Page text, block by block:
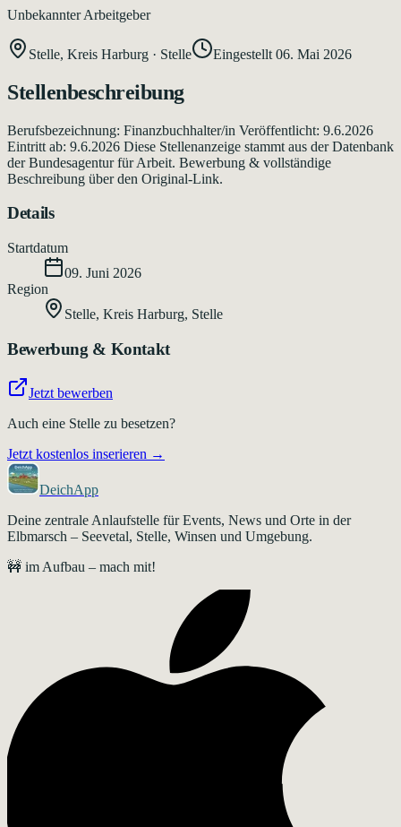
Unbekannter Arbeitgeber
Stelle, Kreis Harburg · Stelle Eingestellt 06. Mai 2026
Stellenbeschreibung
Berufsbezeichnung: Finanzbuchhalter/in Veröffentlicht: 9.6.2026
Eintritt ab: 9.6.2026 Diese Stellenanzeige stammt aus der Datenbank
der Bundesagentur für Arbeit. Bewerbung & vollständige
Beschreibung über den Original-Link.
Details
Startdatum
09. Juni 2026
Region
Stelle, Kreis Harburg, Stelle
Bewerbung & Kontakt
Jetzt bewerben
Auch eine Stelle zu besetzen?
Jetzt kostenlos inserieren →
DeichApp
Deine zentrale Anlaufstelle für Events, News und Orte in der
Elbmarsch – Seevetal, Stelle, Winsen und Umgebung.
🚧 im Aufbau – mach mit!